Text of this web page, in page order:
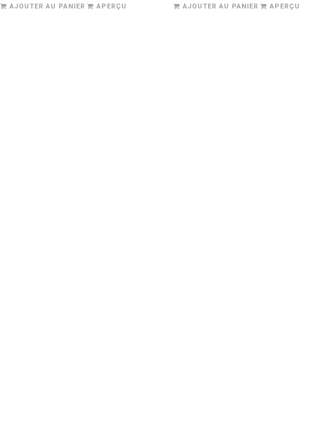
AJOUTER AU PANIER APERÇU AJOUTER AU PANIER APERÇU